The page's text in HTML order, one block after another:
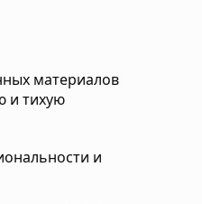
материалов
и тихую
и